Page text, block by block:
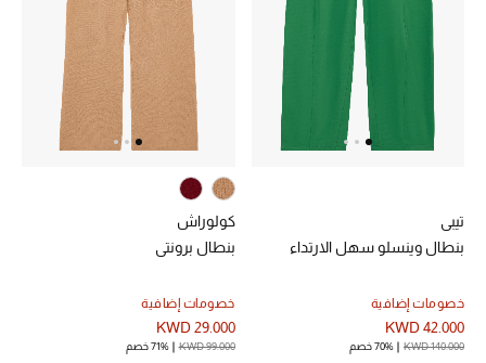
الموسم الجديد
الحقائب النسائية
أبرز المصممين
تيبي
بنطال وينسلو سهل الارتداء
خصومات إضافية
KWD 42.000
KWD 140.000 70% خصم
كولوراش
بنطال برونتي
خصومات إضافية
KWD 29.000
KWD 99.000 71% خصم